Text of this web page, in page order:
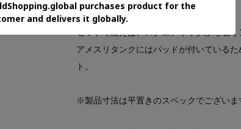
【スタイリング】
セットで纏えば、スクエアネックから覗
アメスリタンクにはパッドが付いている
ト。
※製品寸法は平置きのスペックでございま